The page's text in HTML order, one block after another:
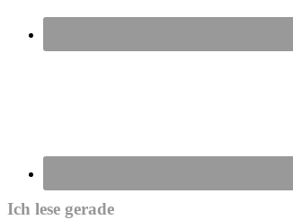
Ich lese gerade